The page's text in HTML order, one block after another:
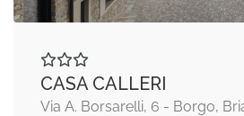
CASA CALLERI
Via A. Borsarelli, 6 - Borgo,